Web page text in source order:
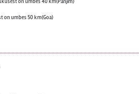
on umbes 50 km(Goa)